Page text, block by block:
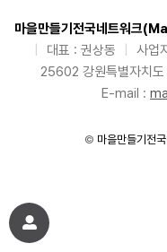
마을만들기전국네트워
대표 : 권상동 사업
25602 강원특별자치
E-mail :
© 마을만들기전